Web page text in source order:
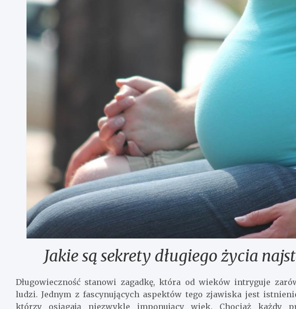
Jakie są sekrety długiego życia
Długowieczność stanowi zagadkę, która od wieków intryguje
ludzi. Jednym z fascynujących aspektów tego zjawiska jest
którzy osiągają niezwykle imponujący wiek. Chociaż każdy